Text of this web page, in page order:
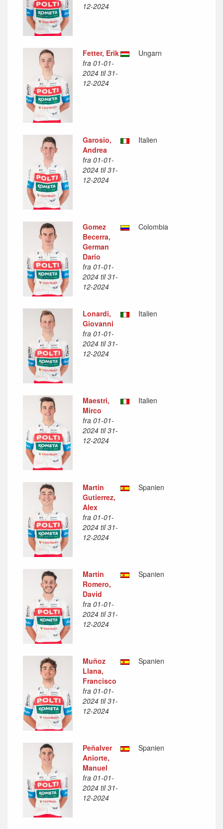
12-2024
Fetter, Erik
fra 01-01-
2024 til 31-
12-2024
Ungarn
Garosio,
Andrea
fra 01-01-
2024 til 31-
12-2024
Italien
Gomez
Becerra,
German
Dario
fra 01-01-
2024 til 31-
12-2024
Colombia
Lonardi,
Giovanni
fra 01-01-
2024 til 31-
12-2024
Italien
Maestri,
Mirco
fra 01-01-
2024 til 31-
12-2024
Italien
Martin
Gutierrez,
Alex
fra 01-01-
2024 til 31-
12-2024
Spanien
Martin
Romero,
David
fra 01-01-
2024 til 31-
12-2024
Spanien
Muñoz
Llana,
Francisco
fra 01-01-
2024 til 31-
12-2024
Spanien
Peñalver
Aniorte,
Manuel
fra 01-01-
2024 til 31-
12-2024
Spanien